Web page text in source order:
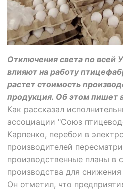
Отключения света по всей
влияют на работу
растет стоимость
продукция. Об этом пишет
Как рассказал
ассоциации "Союз
Карпенко, перебои в
производителей
производственные планы в
производства для
Он отметил, что